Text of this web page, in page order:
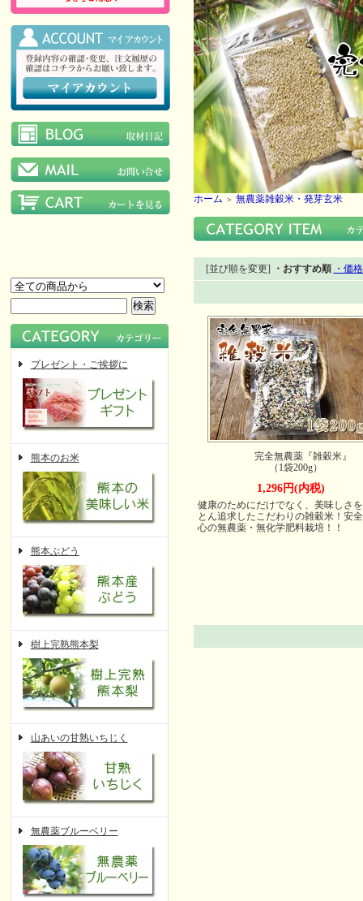
プレゼント・ご挨拶に
熊本のお米
熊本ぶどう
樹上完熟熊本梨
山あいの甘熟いちじく
無農薬ブルーベリー
ホーム ＞ 無農薬雑穀米・発芽玄米
[並び順を変更] ・おすすめ順 ・価
完全無農薬『雑穀米』
（1袋200g）
1,296円(内税)
健康のためにだけでなく、美味しさ
とん追求したこだわりの雑穀米！安
心の無農薬・無化学肥料栽培！！